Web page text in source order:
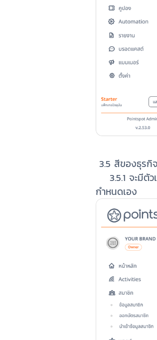
3.5 สีของธุรกิ
3.5.1 จะมีตั
กำหนดเอง